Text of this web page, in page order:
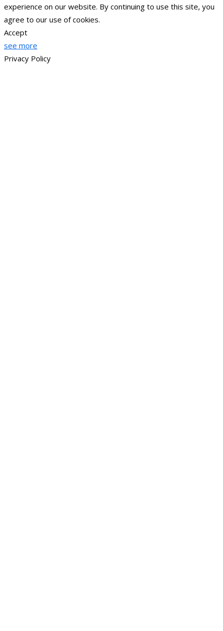
experience on our website. By continuing to use this site, you
agree to our use of cookies.
Accept
see more
Privacy Policy